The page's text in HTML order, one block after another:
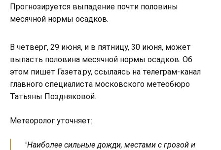
Прогнозируется выпадение почти половины
месячной нормы осадков.
В четверг, 29 июня, и в пятницу, 30 июня, может
выпасть половина месячной нормы осадков. Об
этом пишет Газета.ру, ссылаясь на телеграм-канал
главного специалиста московского метеобюро
Татьяны Поздняковой.
Метеоролог уточняет:
"Наиболее сильные дожди, местами с грозой и